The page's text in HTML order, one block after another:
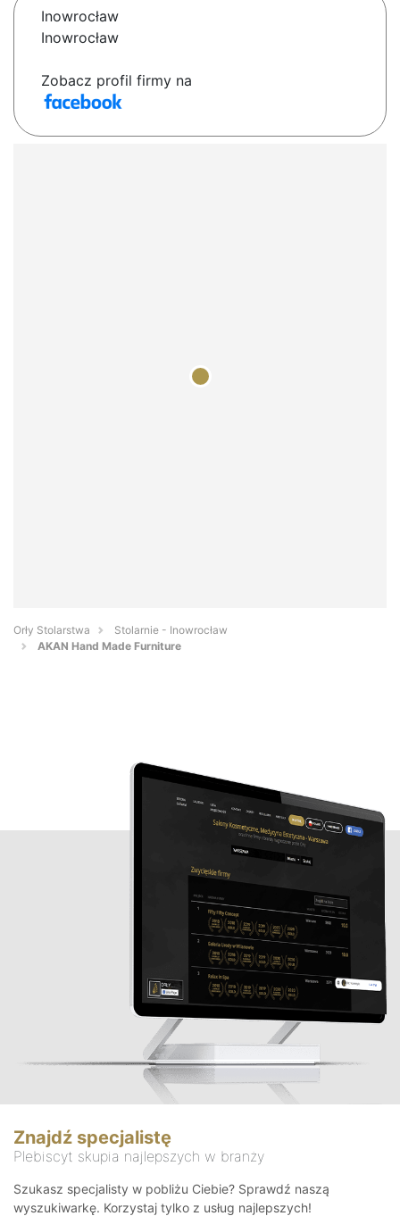
Inowrocław
Inowrocław
Zobacz profil firmy na
Orły Stolarstwa
Stolarnie - Inowrocław
AKAN Hand Made Furniture
Znajdź specjalistę
Plebiscyt skupia najlepszych w branży
Szukasz specjalisty w pobliżu Ciebie? Sprawdź naszą
wyszukiwarkę. Korzystaj tylko z usług najlepszych!